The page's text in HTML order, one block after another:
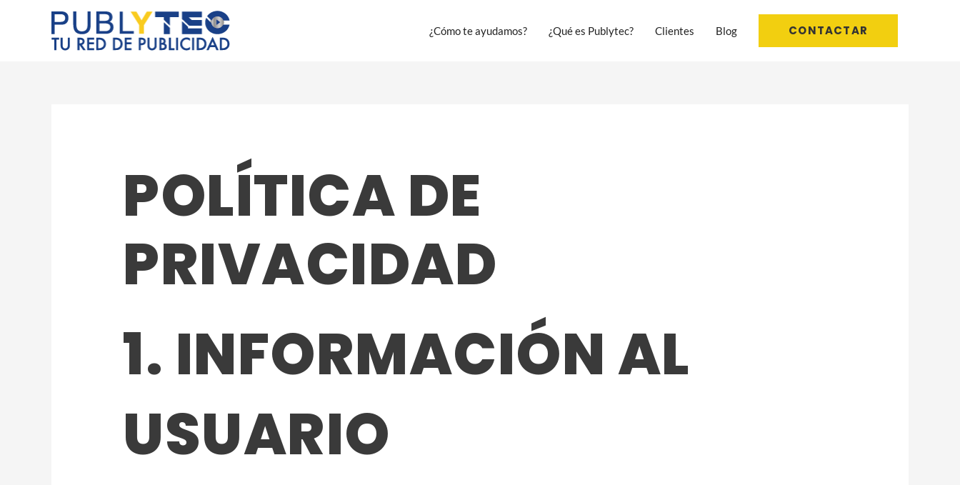
¿Cómo te ayudamos? ¿Qué es Publytec? Clientes Blog CONTACTAR
POLÍTICA DE
PRIVACIDAD
1. INFORMACIÓN AL
USUARIO